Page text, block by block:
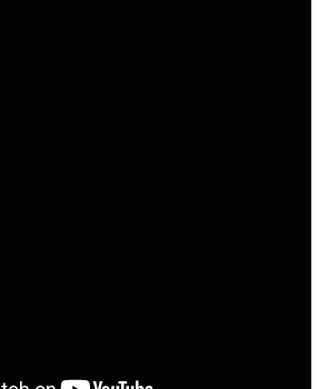
ابنها. وأشار بعض المعلقين إلى